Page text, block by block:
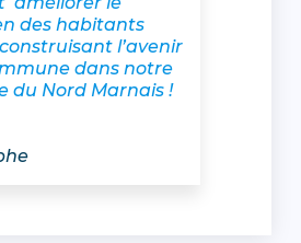
des habitants
l’avenir
dans notre
du Nord Marnais !